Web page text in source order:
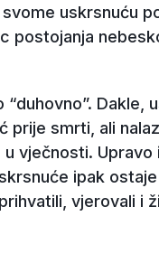
uskrsnuću
postojanja
Dakle,
prije smrti, ali
vječnosti. Upravo
ipak
vjerovali i